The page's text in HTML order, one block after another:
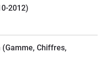
2012)
(Gamme, Chiffres,